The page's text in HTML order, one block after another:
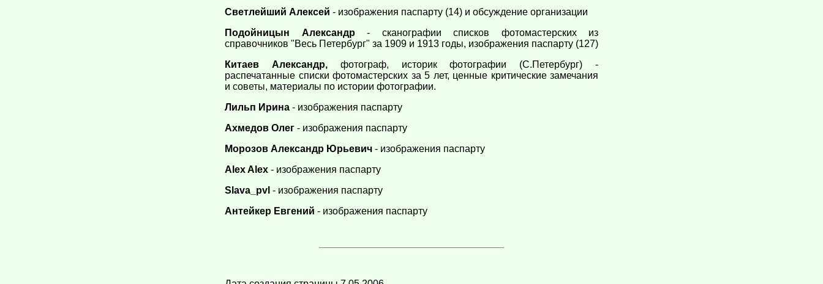
Светлейший Алексей - изображения паспарту (14) и обсуждение организации
Подойницын Александр- сканографии списков фотомастерских из
справочников "Весь Петербург" за 1909 и 1913 годы, изображения паспарту (127)
Китаев Александр,фотограф, историк фотографии (С.Петербург) -
распечатанные списки фотомастерских за 5 лет, ценные критические замечания
и советы, материалы по истории фотографии.
Лильп Ирина - изображения паспарту
Ахмедов Олег - изображения паспарту
Морозов Александр Юрьевич - изображения паспарту
Alex Alex - изображения паспарту
Slava_pvl - изображения паспарту
Антейкер Евгений - изображения паспарту